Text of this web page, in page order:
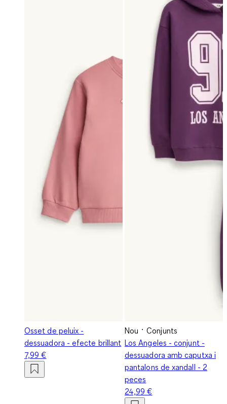
Osset de peluix -
dessuadora - efecte brillant
7,99 €
Nou
Conjunts
Los Angeles - conjunt -
dessuadora amb caputxa i
pantalons de xandall - 2
peces
24,99 €